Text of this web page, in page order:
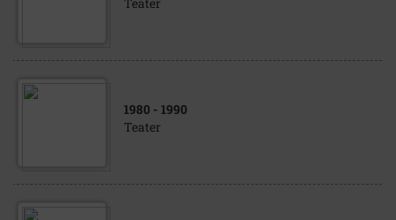
1980 - 1990
Teater